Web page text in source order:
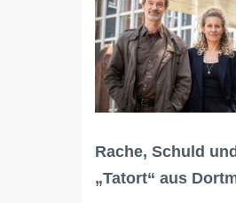
Rache, Schuld
„Tatort“ aus